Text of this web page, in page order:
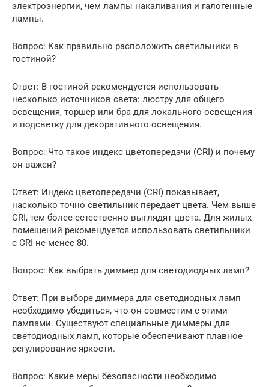
электроэнергии, чем лампы накаливания и галогенные
лампы.
Вопрос: Как правильно расположить светильники в
гостиной?
Ответ: В гостиной рекомендуется использовать
несколько источников света: люстру для общего
освещения, торшер или бра для локального освещения
и подсветку для декоративного освещения.
Вопрос: Что такое индекс цветопередачи (CRI) и почему
он важен?
Ответ: Индекс цветопередачи (CRI) показывает,
насколько точно светильник передает цвета. Чем выше
CRI, тем более естественно выглядят цвета. Для жилых
помещений рекомендуется использовать светильники
с CRI не менее 80.
Вопрос: Как выбрать диммер для светодиодных ламп?
Ответ: При выборе диммера для светодиодных ламп
необходимо убедиться, что он совместим с этими
лампами. Существуют специальные диммеры для
светодиодных ламп, которые обеспечивают плавное
регулирование яркости.
Вопрос: Какие меры безопасности необходимо